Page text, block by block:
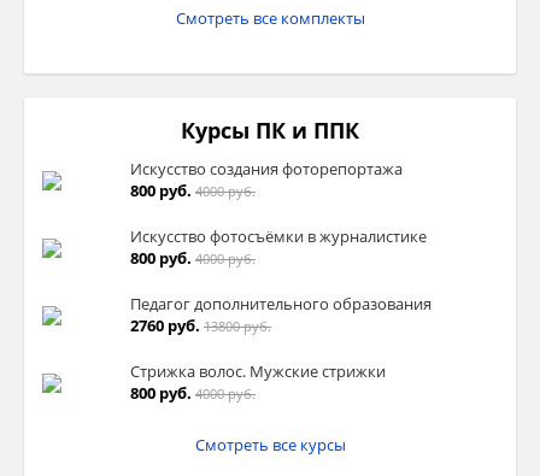
Смотреть все комплекты
Курсы ПК и ППК
Искусство создания фоторепортажа
800 руб. 4000 руб.
Искусство фотосъёмки в журналистике
800 руб. 4000 руб.
Педагог дополнительного образования
2760 руб. 13800 руб.
Стрижка волос. Мужские стрижки
800 руб. 4000 руб.
Смотреть все курсы